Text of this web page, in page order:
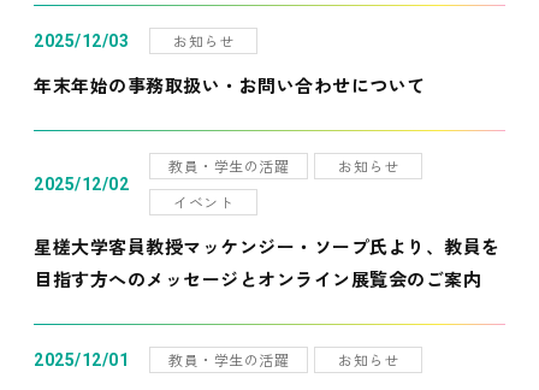
2025/12/03 お知らせ
年末年始の事務取扱い・お問い合わせについて
2025/12/02
教員・学生の活躍
お知らせ
イベント
星槎大学客員教授マッケンジー・ソープ氏より、教員を
目指す方へのメッセージとオンライン展覧会のご案内
2025/12/01 教員・学生の活躍 お知らせ